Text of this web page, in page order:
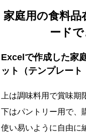
家庭用の食料
ード
Excelで作成した家
ット（テンプレート
上は調味料用で賞味期
下はパントリー用で、
使い易いように自由に